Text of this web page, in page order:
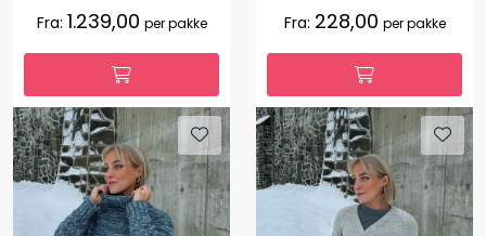
Fra: 1.239,00 per pakke Fra: 228,00 per pakke